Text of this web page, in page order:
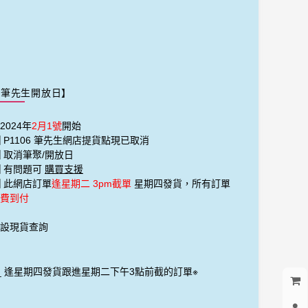
先生開放日】
年2月1號開始
P1106 筆先生網店提貨點現已取消
取消筆聚/開放日
有問題可 購買支援
此網店訂單逢星期二 3pm截單 星期四發貨，所有訂單
到付
現貨查詢
逢星期四發貨跟進星期二下午3點前截的訂單※